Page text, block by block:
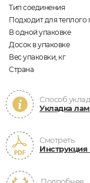
Тип соединения
Подходит для теплого
В одной упаковке
Досок в упаковке
Вес упаковки, кг
Страна
Способ
Укладка
Смотреть
Инструкция